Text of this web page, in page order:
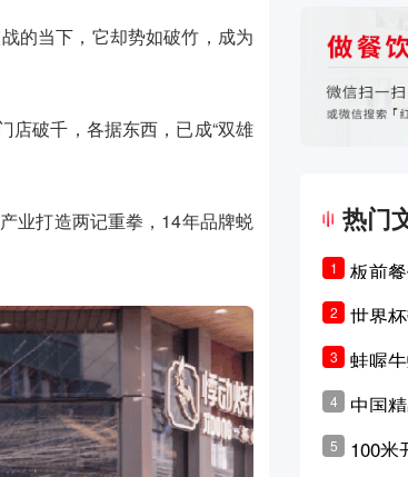
的当下，它却势如破竹，成为
店破千，各据东西，已成“双雄
业打造两记重拳，14年品牌蜕
热门
1
板前
是徒
2
世界
涨超
3
蛙喔
4
中国
ner
实？
5
100米